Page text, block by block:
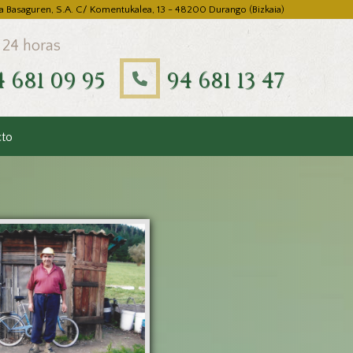
Basaguren, S.A. C/ Komentukalea, 13 - 48200 Durango (Bizkaia)
horas
681 09 95 94 681 13 47